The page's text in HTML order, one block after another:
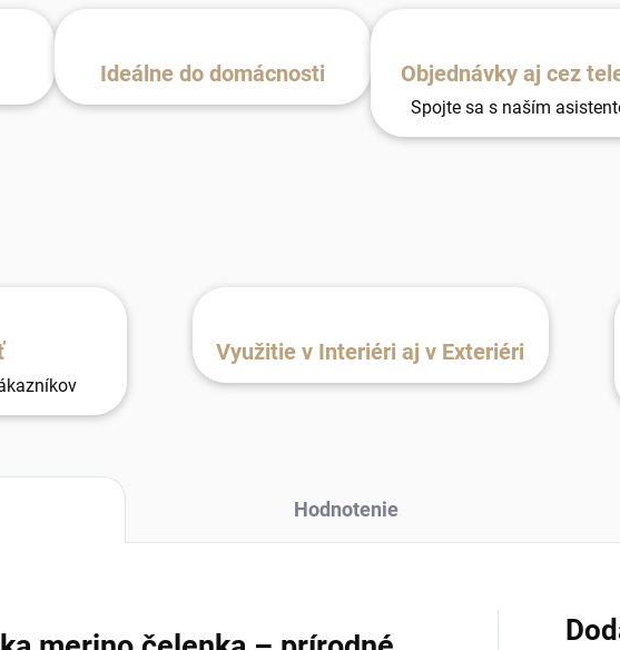
Ideálne do domácnosti Objednávky aj cez
Spojte sa s naším
Využitie v Interiéri aj v Exteriéri
Hodnotenie